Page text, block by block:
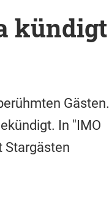
kündigt
Gästen.
In "IMO
Stargästen